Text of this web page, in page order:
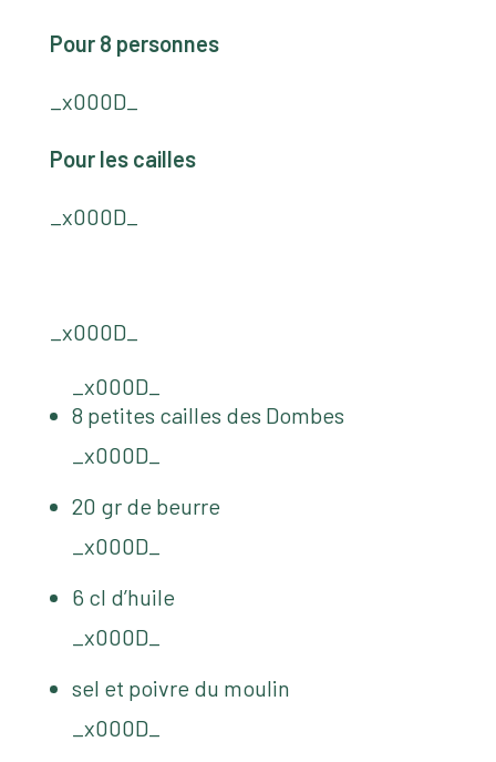
Pour 8 personnes
_x000D_
Pour les cailles
_x000D_
_x000D_
_x000D_
8 petites cailles des Dombes
_x000D_
20 gr de beurre
_x000D_
6 cl d’huile
_x000D_
sel et poivre du moulin
_x000D_